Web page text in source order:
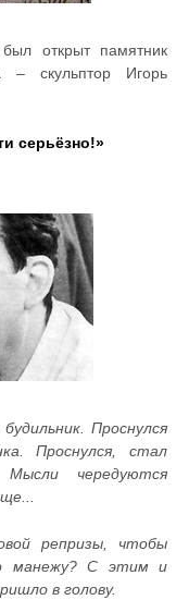
открыт памятник
– скульптор Игорь
серьёзно!»
Проснулся
Проснулся, стал
чередуются
репризы, чтобы
манежу? С этим и
в голову.